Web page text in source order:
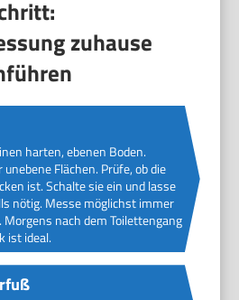
zuhause
harten, ebenen Boden.
Flächen. Prüfe, ob die
ist. Schalte sie ein und lasse
nötig. Messe möglichst immer
Morgens nach dem Toilettengang
ist ideal.